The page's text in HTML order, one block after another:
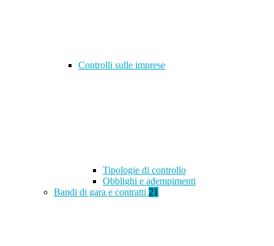
Controlli sulle imprese
Tipologie di controllo
Obblighi e adempimenti
Bandi di gara e contratti 21